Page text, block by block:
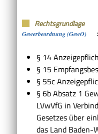
Rechtsgrundlage
Gewerbeordnung (GewO)
:
§ 14
§ 15
§ 55c
§ 6b Absatz 1
LVwVfG in
Gesetzes über
das Land